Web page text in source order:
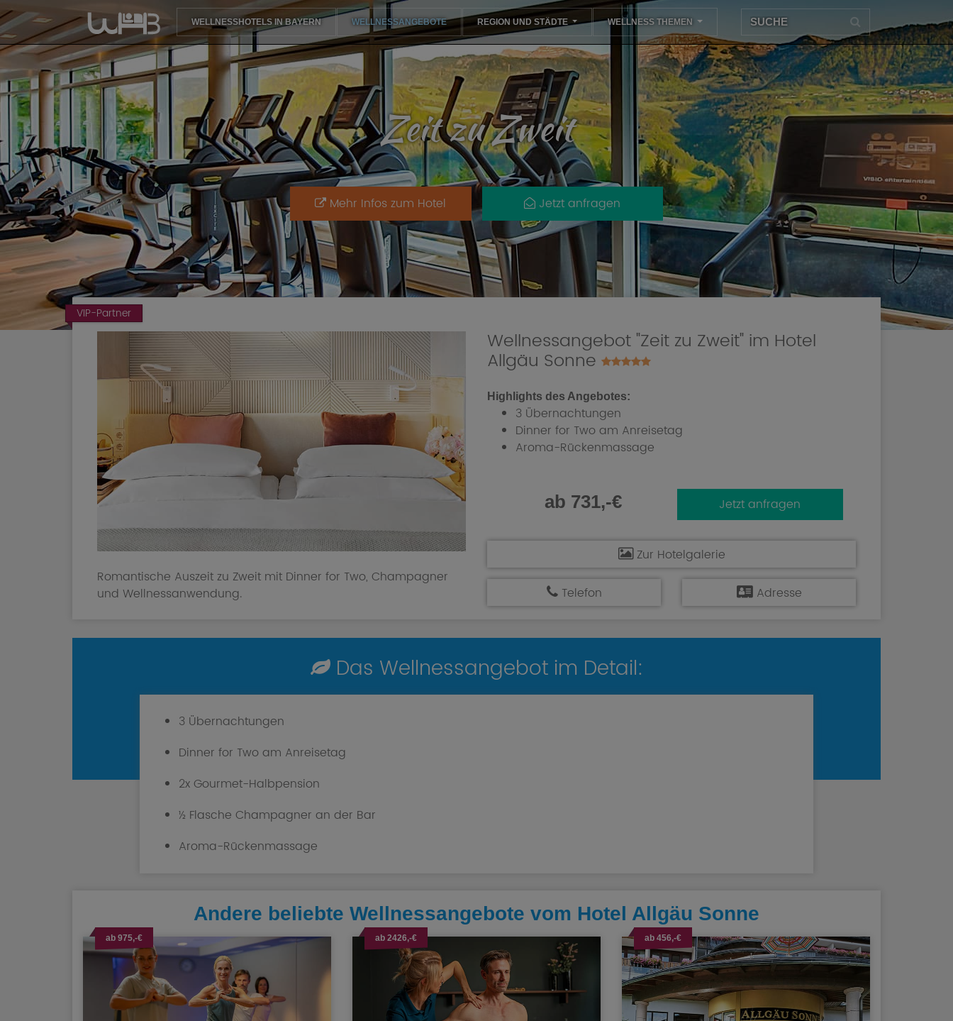
WELLNESSHOTELS IN BAYERN(CURRENT)WELLNESSANGEBOTE REGION UND STÄDTE WELLNESS THEMEN
Zeit zu Zweit
Mehr Infos zum Hotel Jetzt anfragen
VIP-Partner
Romantische Auszeit zu Zweit mit Dinner for Two, Champagner
und Wellnessanwendung.
Wellnessangebot "Zeit zu Zweit" im Hotel
Allgäu Sonne
Highlights des Angebotes:
3 Übernachtungen
Dinner for Two am Anreisetag
Aroma-Rückenmassage
ab 731,-€ Jetzt anfragen
Zur Hotelgalerie
Telefon Adresse
Das Wellnessangebot im Detail:
3 Übernachtungen
Dinner for Two am Anreisetag
2x Gourmet-Halbpension
½ Flasche Champagner an der Bar
Aroma-Rückenmassage
Andere beliebte Wellnessangebote vom Hotel Allgäu Sonne
ab 975,-€ ab 2426,-€ ab 456,-€